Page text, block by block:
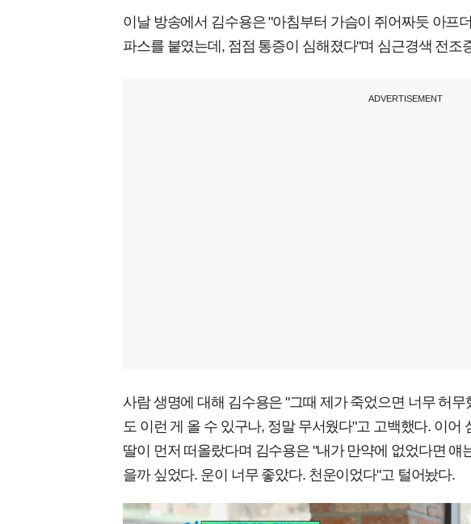
이날 방송에서 김수용은 "아침부터 가슴이 쥐어짜듯 아프
파스를 붙였는데, 점점 통증이 심해졌다"며 심근경색 전조
ADVERTISEMENT
사람 생명에 대해 김수용은 "그때 제가 죽었으면 너무 허무
도 이런 게 올 수 있구나, 정말 무서웠다"고 고백했다. 이어
딸이 먼저 떠올랐다며 김수용은 "내가 만약에 없었다면 얘
을까 싶었다. 운이 너무 좋았다. 천운이었다"고 털어놨다.